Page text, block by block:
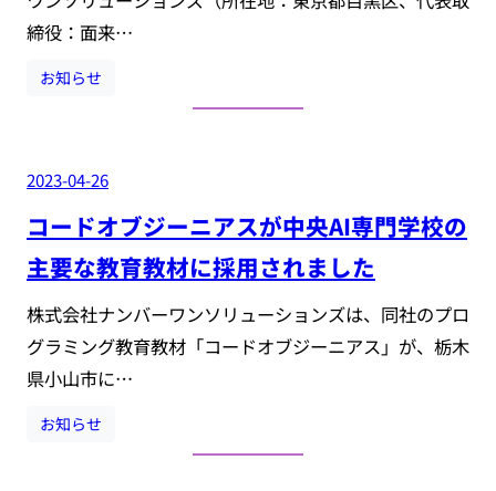
締役：面来…
お知らせ
2023-04-26
コードオブジーニアスが中央AI専門学校の
主要な教育教材に採用されました
株式会社ナンバーワンソリューションズは、同社のプロ
グラミング教育教材「コードオブジーニアス」が、栃木
県小山市に…
お知らせ